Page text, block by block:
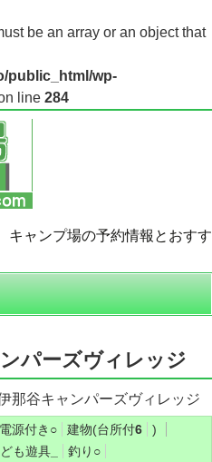
be an array or an object that
public_html/wp-
line 284
キャンプ場の予約情報とおすす
パーズヴィレッジ
那谷キャンパーズヴィレッジ
電源付き ○ 建物(台所付6
)
も遊具 釣り ○